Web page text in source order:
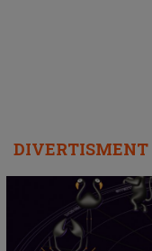
DIVERTISMENT